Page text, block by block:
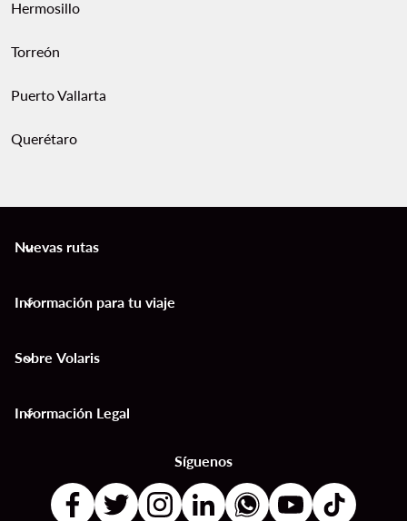
Hermosillo
Torreón
Puerto Vallarta
Querétaro
Nuevas rutas
keyboard_arrow_down
Información para tu viaje
keyboard_arrow_down
Sobre Volaris
keyboard_arrow_down
Información Legal
keyboard_arrow_down
Síguenos